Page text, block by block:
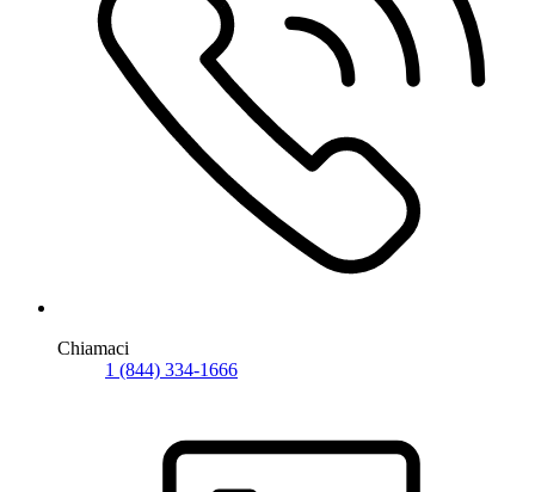
Chiamaci
1 (844) 334-1666